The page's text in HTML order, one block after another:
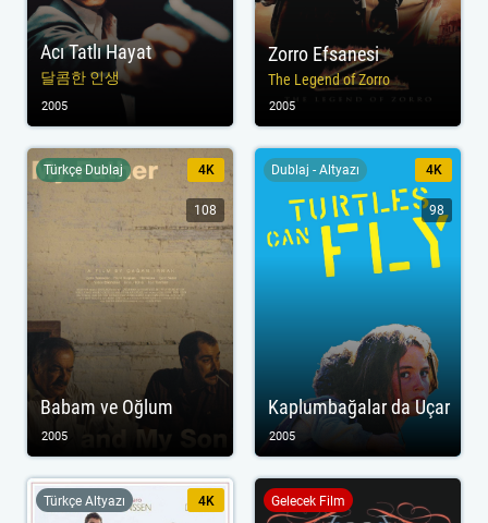
Acı Tatlı Hayat
달콤한 인생
2005
Zorro Efsanesi
The Legend of Zorro
2005
Babam ve Oğlum
Türkçe Dublaj 4K
108
2005
Kaplumbağalar da Uçar
Dublaj - Altyazı 4K
98
2005
Türkçe Altyazı 4K Gelecek Film